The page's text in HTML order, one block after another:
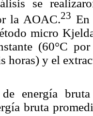
se
la AOAC.23 En
micro
(60°C
horas) y el
energía
bruta